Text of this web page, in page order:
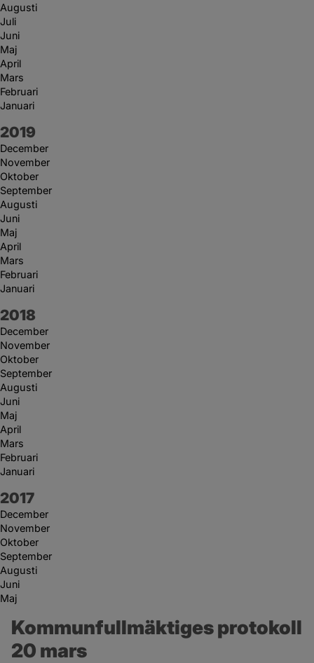
Augusti
Juli
Juni
Maj
April
Mars
Februari
Januari
År:
2019
December
November
Oktober
September
Augusti
Juni
Maj
April
Mars
Februari
Januari
År:
2018
December
November
Oktober
September
Augusti
Juni
Maj
April
Mars
Februari
Januari
År:
2017
December
November
Oktober
September
Augusti
Juni
Maj
Kommunfullmäktiges protokoll
20 mars